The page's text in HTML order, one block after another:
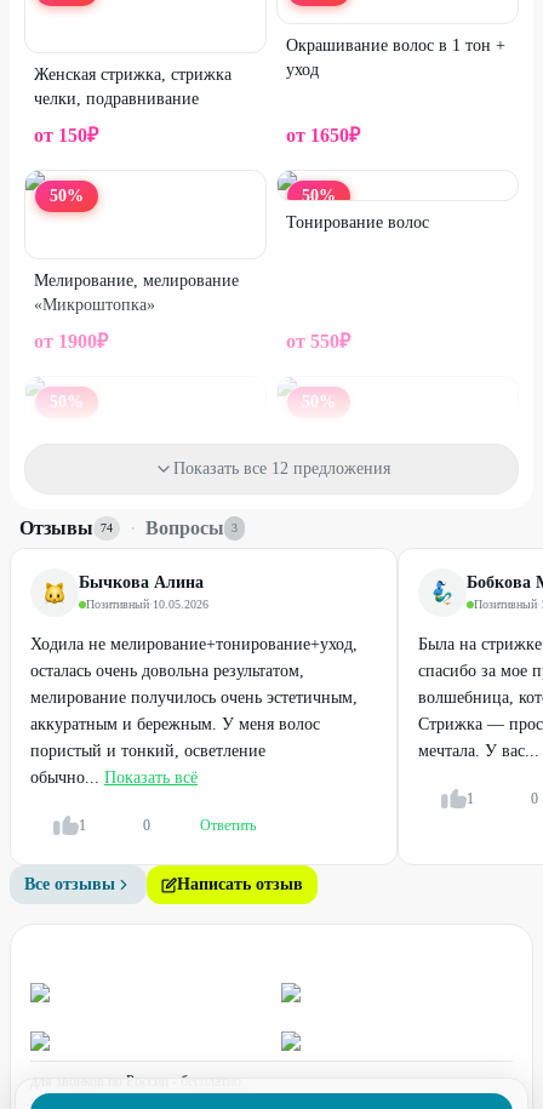
Женская стрижка, стрижка
челки, подравнивание
от 150₽
Окрашивание волос в 1 тон +
уход
от 1650₽
50%
Мелирование, мелирование
«Микроштопка»
от 1900₽
50%
Тонирование волос
от 550₽
50%
Маникюр с покрытием, без
550₽
50%
Показать все 12 предложения
Отзывы 74 · Вопросы 3
Бычкова Алина
Позитивный·10.05.2026
Ходила не мелирование+тонирование+уход,
осталась очень довольна результатом,
мелирование получилось очень эстетичным,
аккуратным и бережным. У меня волос
пористый и тонкий, осветление
обычно... Показать всё
1 0 Ответить
Бобкова
Позитивный·
Была на
спасибо за мое
волшебница,
Стрижка —
мечтала. У вас...
1 0
Все отзывы Написать отзыв
для звонков по России - бесплатно
график работы: